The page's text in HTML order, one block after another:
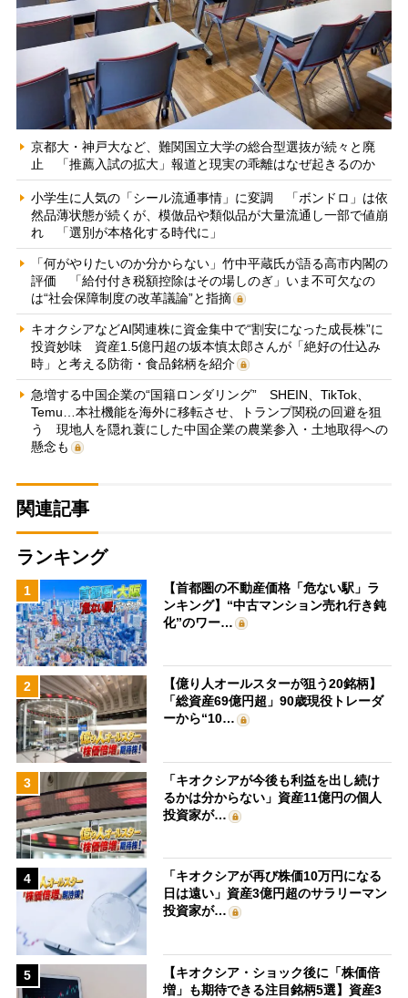
京都大・神戸大など、難関国立大学の総合型選抜が続々と廃
止 「推薦入試の拡大」報道と現実の乖離はなぜ起きるのか
小学生に人気の「シール流通事情」に変調 「ボンドロ」は依
然品薄状態が続くが、模倣品や類似品が大量流通し一部で値崩
れ 「選別が本格化する時代に」
「何がやりたいのか分からない」竹中平蔵氏が語る高市内閣の
評価 「給付付き税額控除はその場しのぎ」いま不可欠なの
は“社会保障制度の改革議論”と指摘
キオクシアなどAI関連株に資金集中で“割安になった成長株”に
投資妙味 資産1.5億円超の坂本慎太郎さんが「絶好の仕込み
時」と考える防衛・食品銘柄を紹介
急増する中国企業の“国籍ロンダリング” SHEIN、TikTok、
Temu…本社機能を海外に移転させ、トランプ関税の回避を狙
う 現地人を隠れ蓑にした中国企業の農業参入・土地取得への
懸念も
関連記事
ランキング
1
【首都圏の不動産価格「危ない駅」ラ
ンキング】“中古マンション売れ行き鈍
化”のワー…
2
【億り人オールスターが狙う20銘柄】
「総資産69億円超」90歳現役トレーダ
ーから“10…
3
「キオクシアが今後も利益を出し続け
るかは分からない」資産11億円の個人
投資家が…
4
「キオクシアが再び株価10万円になる
日は遠い」資産3億円超のサラリーマン
投資家が…
5
【キオクシア・ショック後に「株価倍
増」も期待できる注目銘柄5選】資産3